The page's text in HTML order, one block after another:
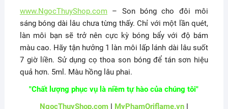
www.NgocThuyShop.com– Son bóng cho đôi môi
sáng bóng dài lâu chưa từng thấy. Chỉ với một lần quét,
làn môi bạn sẽ trở nên cực kỳ bóng bẩy với độ bám
màu cao. Hãy tận hưởng 1 làn môi lấp lánh dài lâu suốt
7 giờ liền. Sử dụng cọ thoa son bóng để tán sơn hiệu
quả hơn. 5ml. Màu hồng lâu phai.
"Chất lượng phục vụ là niềm tự hào của chúng tôi"
NgocThuyShop.com| MyPhamOriflame.vn|